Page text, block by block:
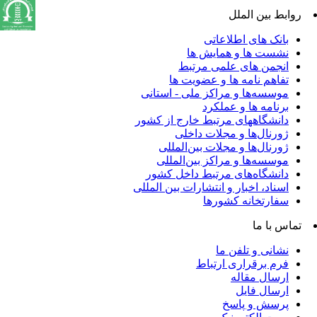
روابط بین الملل
بانک های اطلاعاتی
نشست ها و همایش ها
انجمن های علمی مرتبط
تفاهم نامه ها و عضویت ها
موسسه‌ها و مراکز ملی - استانی
برنامه ها و عملکرد
دانشگاههای مرتبط خارج از کشور
ژورنال‌ها و مجلات داخلی
ژورنال‌ها و مجلات بین‌المللی
موسسه‌ها و مراکز بین‌المللی
دانشگاه‌های مرتبط داخل کشور
اسناد، اخبار و انتشارات بین المللی
سفارتخانه کشورها
تماس با ما
نشانی و تلفن ما
فرم برقراری ارتباط
ارسال مقاله
ارسال فایل
پرسش و پاسخ